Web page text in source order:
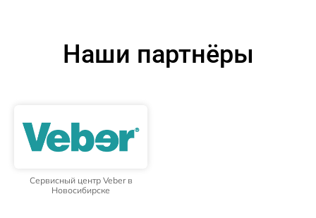
Наши партнёры
Сервисный центр Veber в
Новосибирске